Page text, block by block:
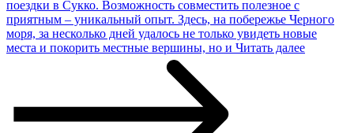
поездки в Сукко. Возможность совместить полезное с
приятным – уникальный опыт. Здесь, на побережье Черного
моря, за несколько дней удалось не только увидеть новые
места и покорить местные вершины, но и Читать далее